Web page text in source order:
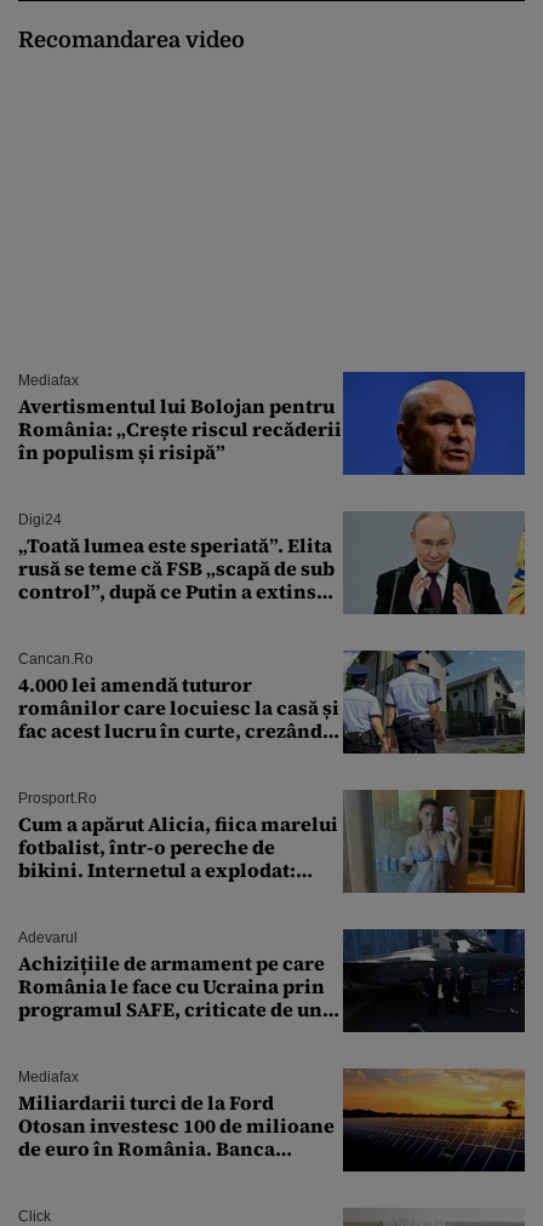
Recomandarea video
Mediafax
Avertismentul lui Bolojan pentru
România: „Crește riscul recăderii
în populism și risipă”
Digi24
„Toată lumea este speriată”. Elita
rusă se teme că FSB „scapă de sub
control”, după ce Putin a extins
Cancan.ro
4.000 lei amendă tuturor
românilor care locuiesc la casă și
fac acest lucru în curte, crezând
Prosport.ro
Cum a apărut Alicia, fiica marelui
fotbalist, într-o pereche de
bikini. Internetul a explodat:
Adevarul
Achizițiile de armament pe care
România le face cu Ucraina prin
programul SAFE, criticate de un
Mediafax
Miliardarii turci de la Ford
Otosan investesc 100 de milioane
de euro în România. Banca
Click